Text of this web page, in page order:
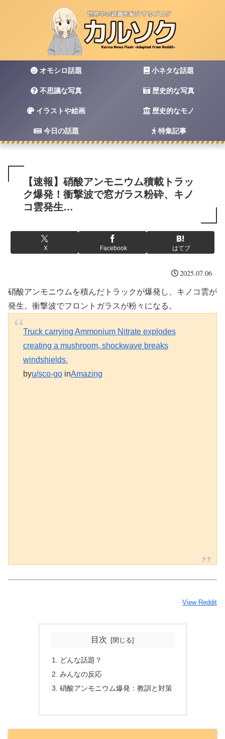
オモシロ話題 小ネタな話題
不思議な写真 歴史的な写真
イラストや絵画 歴史的なモノ
今日の話題 特集記事
【速報】硝酸アンモニウム積載トラッ
ク爆発！衝撃波で窓ガラス粉砕、キノ
コ雲発生…
X Facebook はてブ
2025.07.06
硝酸アンモニウムを積んだトラックが爆発し、キノコ雲が
発生。衝撃波でフロントガラスが粉々になる。
Truck carrying Ammonium Nitrate explodes
creating a mushroom, shockwave breaks
windshields.
byu/sco-goinAmazing
View Reddit
目次
どんな話題？
みんなの反応
硝酸アンモニウム爆発：教訓と対策